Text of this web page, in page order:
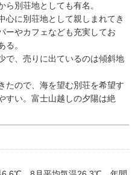
ら別荘地としても有名。
心に別荘地として親しまれてき
ーやカフェなども充実してお
る。
で、売りに出ているのは傾斜地
たので、海を望む別荘を希望す
すい。富士山越しの夕陽は絶